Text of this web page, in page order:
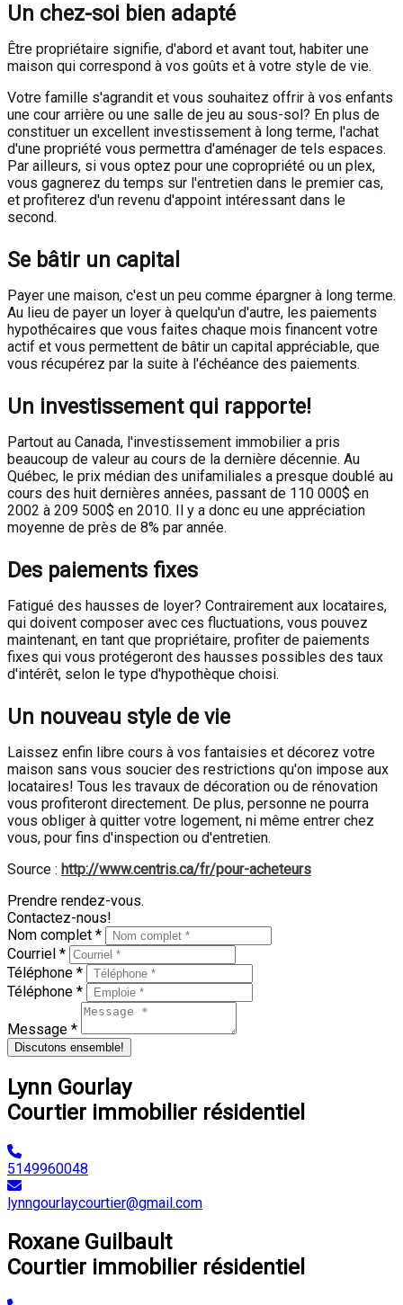
Un chez-soi bien adapté
Être propriétaire signifie, d'abord et avant tout, habiter une
maison qui correspond à vos goûts et à votre style de vie.
Votre famille s'agrandit et vous souhaitez offrir à vos enfants
une cour arrière ou une salle de jeu au sous-sol? En plus de
constituer un excellent investissement à long terme, l'achat
d'une propriété vous permettra d'aménager de tels espaces.
Par ailleurs, si vous optez pour une copropriété ou un plex,
vous gagnerez du temps sur l'entretien dans le premier cas,
et profiterez d'un revenu d'appoint intéressant dans le
second.
Se bâtir un capital
Payer une maison, c'est un peu comme épargner à long terme.
Au lieu de payer un loyer à quelqu'un d'autre, les paiements
hypothécaires que vous faites chaque mois financent votre
actif et vous permettent de bâtir un capital appréciable, que
vous récupérez par la suite à l'échéance des paiements.
Un investissement qui rapporte!
Partout au Canada, l'investissement immobilier a pris
beaucoup de valeur au cours de la dernière décennie. Au
Québec, le prix médian des unifamiliales a presque doublé au
cours des huit dernières années, passant de 110 000$ en
2002 à 209 500$ en 2010. Il y a donc eu une appréciation
moyenne de près de 8% par année.
Des paiements fixes
Fatigué des hausses de loyer? Contrairement aux locataires,
qui doivent composer avec ces fluctuations, vous pouvez
maintenant, en tant que propriétaire, profiter de paiements
fixes qui vous protégeront des hausses possibles des taux
d'intérêt, selon le type d'hypothèque choisi.
Un nouveau style de vie
Laissez enfin libre cours à vos fantaisies et décorez votre
maison sans vous soucier des restrictions qu'on impose aux
locataires! Tous les travaux de décoration ou de rénovation
vous profiteront directement. De plus, personne ne pourra
vous obliger à quitter votre logement, ni même entrer chez
vous, pour fins d'inspection ou d'entretien.
Source : http://www.centris.ca/fr/pour-acheteurs
Prendre rendez-vous.
Contactez-nous!
Nom complet *
Courriel *
Téléphone *
Téléphone *
Message *
Discutons ensemble!
Lynn Gourlay
Courtier immobilier résidentiel
5149960048
lynngourlaycourtier@gmail.com
Roxane Guilbault
Courtier immobilier résidentiel